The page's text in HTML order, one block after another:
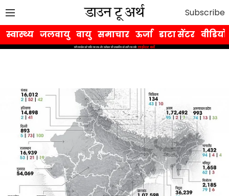
Subscribe
स्वास्थ्य जलवायु वायु समाचार ऊर्जा डाटा सेंटर वीडियो